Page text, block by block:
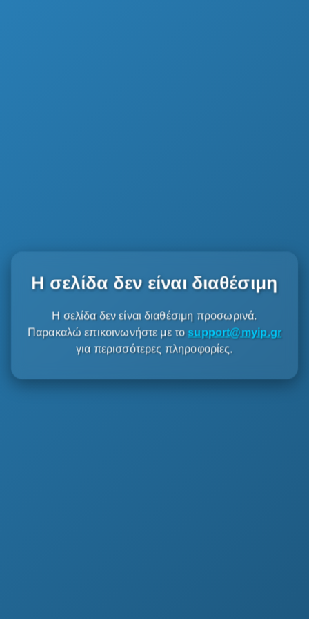
Η σελίδα δεν είναι διαθέσιμη
Η σελίδα δεν είναι διαθέσιμη προσωρινά.
Παρακαλώ επικοινωνήστε με το support@myip.gr
για περισσότερες πληροφορίες.